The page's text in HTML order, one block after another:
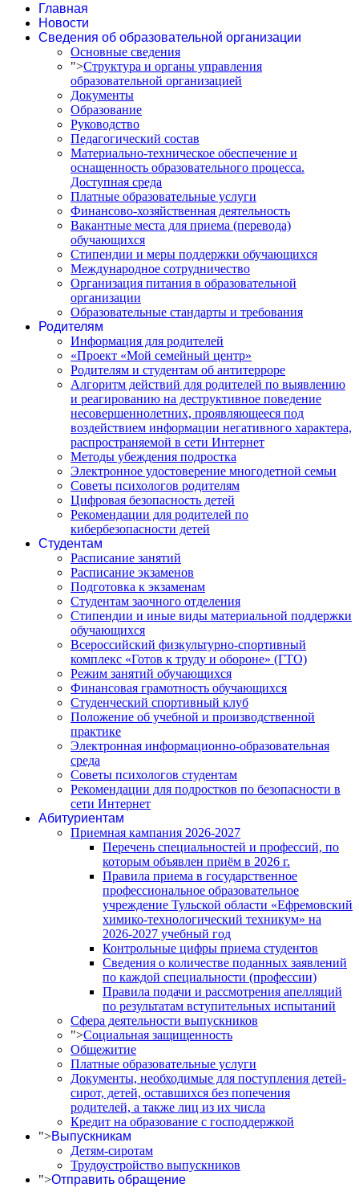
Главная
Новости
Сведения об образовательной организации
Основные сведения
">Структура и органы управления
образовательной организацией
Документы
Образование
Руководство
Педагогический состав
Материально-техническое обеспечение и
оснащенность образовательного процесса.
Доступная среда
Платные образовательные услуги
Финансово-хозяйственная деятельность
Вакантные места для приема (перевода)
обучающихся
Стипендии и меры поддержки обучающихся
Международное сотрудничество
Организация питания в образовательной
организации
Образовательные стандарты и требования
Родителям
Информация для родителей
«Проект «Мой семейный центр»
Родителям и студентам об антитерроре
Алгоритм действий для родителей по выявлению
и реагированию на деструктивное поведение
несовершеннолетних, проявляющееся под
воздействием информации негативного характера,
распространяемой в сети Интернет
Методы убеждения подростка
Электронное удостоверение многодетной семьи
Советы психологов родителям
Цифровая безопасность детей
Рекомендации для родителей по
кибербезопасности детей
Студентам
Расписание занятий
Расписание экзаменов
Подготовка к экзаменам
Студентам заочного отделения
Стипендии и иные виды материальной поддержки
обучающихся
Всероссийский физкультурно-спортивный
комплекс «Готов к труду и обороне» (ГТО)
Режим занятий обучающихся
Финансовая грамотность обучающихся
Студенческий спортивный клуб
Положение об учебной и производственной
практике
Электронная информационно-образовательная
среда
Советы психологов студентам
Рекомендации для подростков по безопасности в
сети Интернет
Абитуриентам
Приемная кампания 2026-2027
Перечень специальностей и профессий, по
которым объявлен приём в 2026 г.
Правила приема в государственное
профессиональное образовательное
учреждение Тульской области «Ефремовский
химико-технологический техникум» на
2026-2027 учебный год
Контрольные цифры приема студентов
Сведения о количестве поданных заявлений
по каждой специальности (профессии)
Правила подачи и рассмотрения апелляций
по результатам вступительных испытаний
Сфера деятельности выпускников
">Социальная защищенность
Общежитие
Платные образовательные услуги
Документы, необходимые для поступления детей-
сирот, детей, оставшихся без попечения
родителей, а также лиц из их числа
Кредит на образование с господдержкой
">Выпускникам
Детям-сиротам
Трудоустройство выпускников
">Отправить обращение